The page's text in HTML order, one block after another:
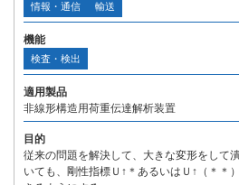
情報・通信 輸送
機能
検査・検出
適用製品
非線形構造用荷重伝達解析装置
目的
従来の問題を解決して、大きな変形をして
いても、剛性指標Ｕ↑＊あるいはＵ↑（＊＊